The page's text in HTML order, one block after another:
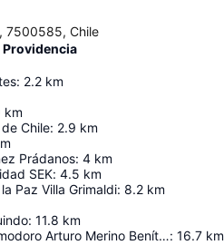
7500585, Chile
Providencia
: 2.2 km
km
Chile: 2.9 km
Prádanos: 4 km
SEK: 4.5 km
Paz Villa Grimaldi: 8.2 km
: 11.8 km
Aeropuerto Internacional Comodoro Arturo Merino Benítez: 16.7 km